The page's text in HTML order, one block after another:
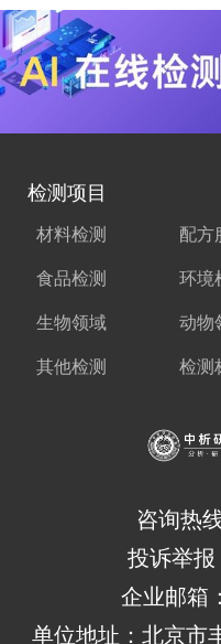
检测项目
材料检测 配方
食品检测 环境
生物领域 动物
其他检测 检测
咨询热
投诉举报
企业邮箱
单位地址：北京市